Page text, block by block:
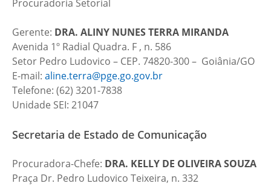
Procuradoria Setorial
Gerente: DRA. ALINY NUNES TERRA MIRANDA
Avenida 1º Radial Quadra. F , n. 586
Setor Pedro Ludovico – CEP. 74820-300 – Goiânia/GO
E-mail: aline.terra@pge.go.gov.br
Telefone: (62) 3201-7838
Unidade SEI: 21047
Secretaria de Estado de Comunicação
Procuradora-Chefe: DRA. KELLY DE OLIVEIRA SOUZA
Praça Dr. Pedro Ludovico Teixeira, n. 332